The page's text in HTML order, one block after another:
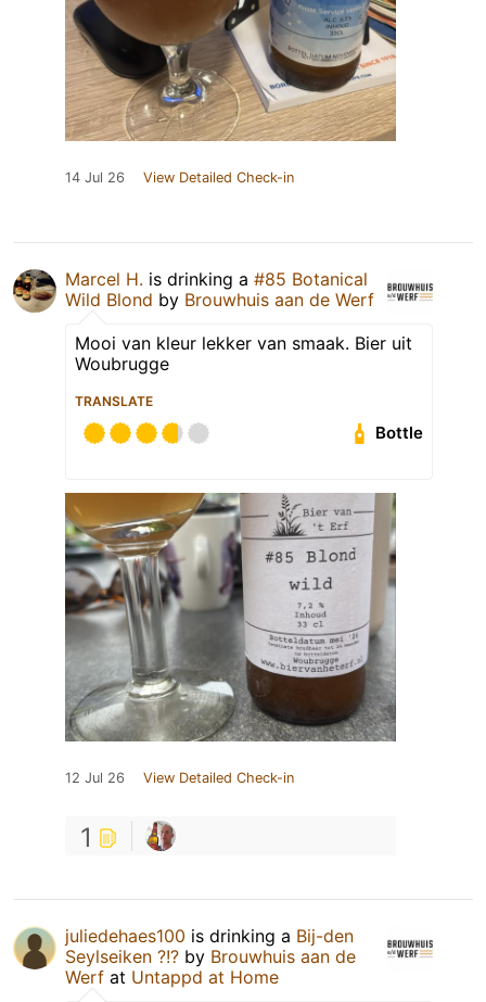
14 Jul 26 View Detailed Check-in
Marcel H. is drinking a #85 Botanical
Wild Blond by Brouwhuis aan de Werf
Mooi van kleur lekker van smaak. Bier uit
Woubrugge
TRANSLATE
Bottle
12 Jul 26 View Detailed Check-in
1
juliedehaes100 is drinking a Bij-den
Seylseiken ?!? by Brouwhuis aan de
Werf at Untappd at Home